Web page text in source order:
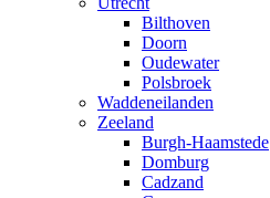
Bilthoven
Doorn
Oudewater
Polsbroek
Waddeneilanden
Zeeland
Burgh-Haamstede
Domburg
Cadzand